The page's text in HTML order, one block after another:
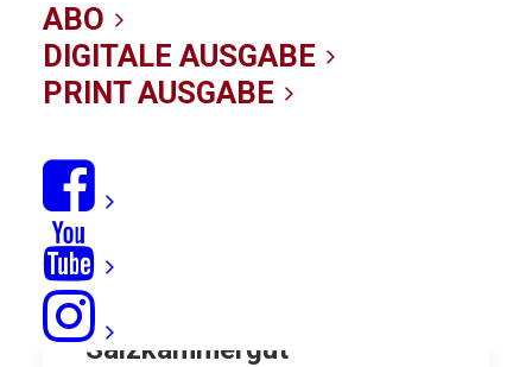
ABO
DIGITALE AUSGABE
PRINT AUSGABE
Windwissenschaft im
Salzkammergut